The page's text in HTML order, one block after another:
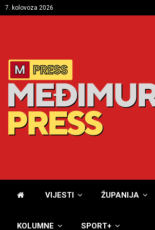
7. kolovoza 2026
VIJESTI ŽUPANIJA
KOLUMNE SPORT+